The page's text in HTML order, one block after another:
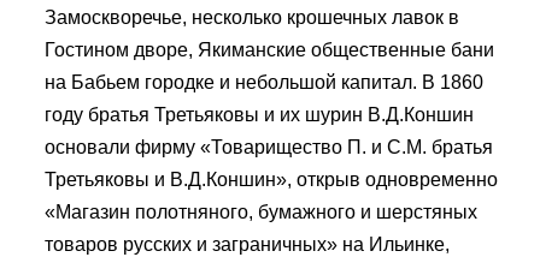
Замоскворечье, несколько крошечных лавок в
Гостином дворе, Якиманские общественные бани
на Бабьем городке и небольшой капитал. В 1860
году братья Третьяковы и их шурин В.Д.Коншин
основали фирму «Товарищество П. и С.М. братья
Третьяковы и В.Д.Коншин», открыв одновременно
«Магазин полотняного, бумажного и шерстяных
товаров русских и заграничных» на Ильинке,